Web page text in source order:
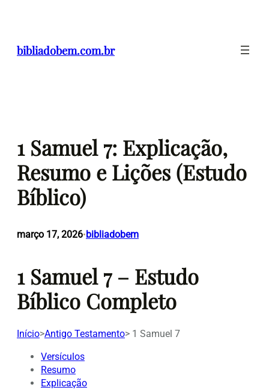
conteúdo
bibliadobem.com.br
1 Samuel 7: Explicação,
Resumo e Lições (Estudo
Bíblico)
março 17, 2026•bibliadobem
1 Samuel 7 – Estudo
Bíblico Completo
Início>Antigo Testamento> 1 Samuel 7
Versículos
Resumo
Explicação